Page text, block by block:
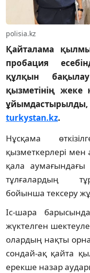
polisia.kz
Қайталама
пробация
құлқын
қызметінің
turkystan.kz.
Нұсқама
қызметкерлері мен
қала аумағындағы
тұлғалардың
бойынша тексеру
Іс-шара
жүктелген
олардың нақты
сондай-ақ қайта
ерекше назар